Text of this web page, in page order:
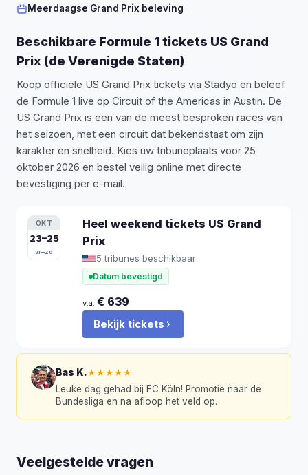
Meerdaagse Grand Prix beleving
Beschikbare Formule 1 tickets US Grand
Prix (de Verenigde Staten)
Koop officiële US Grand Prix tickets via Stadyo en beleef
de Formule 1 live op Circuit of the Americas in Austin. De
US Grand Prix is een van de meest besproken races van
het seizoen, met een circuit dat bekendstaat om zijn
karakter en snelheid. Kies uw tribuneplaats voor 25
oktober 2026 en bestel veilig online met directe
bevestiging per e-mail.
OKT
23–25
vr–zo
Heel weekend tickets US Grand
Prix
5 tribunes beschikbaar
Datum bevestigd
v.a. € 639
Bekijk tickets
Bas K.★★★★★
Leuke dag gehad bij FC Köln! Promotie naar de
Bundesliga en na afloop het veld op.
Veelgestelde vragen